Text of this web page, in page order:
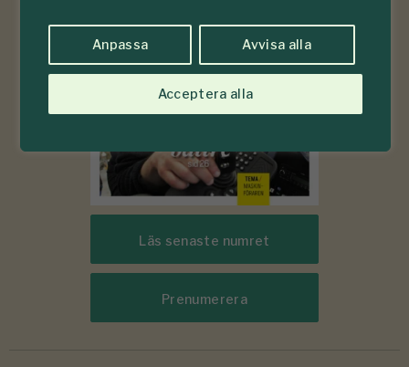
Anpassa Avvisa alla
Acceptera alla
Läs senaste numret
Prenumerera